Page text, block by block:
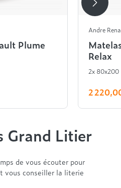
Plume
Andre
Relax
2x 80x200
2
Grand Litier
de vous écouter pour
vous conseiller la literie